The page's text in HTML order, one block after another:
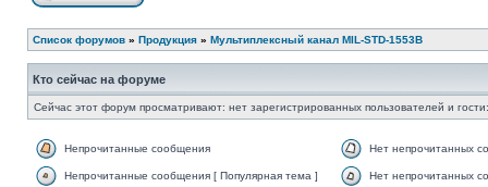
Список форумов » Продукция » Мультиплексный канал MIL-STD-1553B
Кто сейчас на форуме
Сейчас этот форум просматривают: нет зарегистрированных пользователей и
Непрочитанные сообщения Нет непрочитанных
Непрочитанные сообщения [ Популярная тема ] Нет непрочитанных